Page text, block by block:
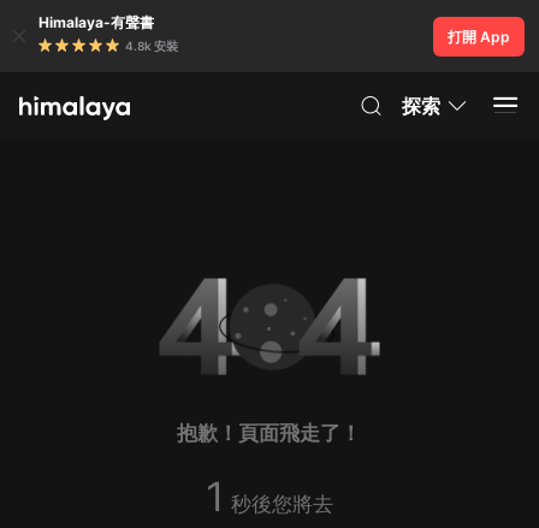
Himalaya-有聲書
4.8k 安裝
打開 App
探索
抱歉！頁面飛走了！
1 秒後您將去